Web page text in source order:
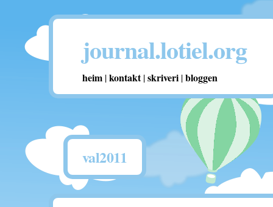
journal.lotiel.org
heim |kontakt|skriveri |bloggen
val2011